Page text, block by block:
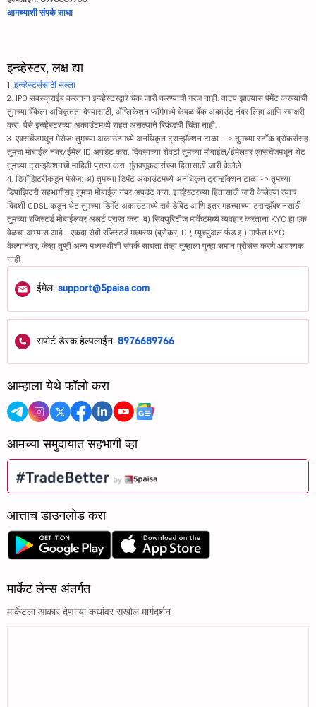
आमच्याशी संपर्क साधा
इन्व्हेस्टर, लक्ष द्या
1. इन्व्हेस्टर्ससाठी सल्ला
2. IPO सबस्क्राईब करताना इन्व्हेस्टरद्वारे चेक जारी करण्याची गरज नाही. वाटप झाल्यास पेमेंट करण्याची
तुमच्या बँकेला अधिकृतता देण्यासाठी, ॲप्लिकेशन फॉर्ममध्ये केवळ बँक अकाउंट नंबर लिहा आणि स्वाक्षरी
करा. पैसे इन्व्हेस्टरच्या अकाउंटमध्ये राहत असल्याने रिफंडची चिंता नाही.
3. एक्सचेंजमधून मेसेज: तुमच्या अकाउंटमध्ये अनधिकृत ट्रान्झॅक्शन टाळा --> तुमच्या स्टॉक ब्रोकर्ससह
तुमचा मोबाईल नंबर/ईमेल ID अपडेट करा. दिवसाच्या शेवटी तुमच्या मोबाईल/ईमेलवर एक्सचेंजमधून थेट
तुमच्या ट्रान्झॅक्शनची माहिती प्राप्त करा. गुंतवणूकदारांच्या हितासाठी जारी केलेले.
4. डिपॉझिटरीकडून मेसेज: अ) तुमच्या डिमॅट अकाउंटमध्ये अनधिकृत ट्रान्झॅक्शन टाळा -> तुमच्या
डिपॉझिटरी सहभागीसह तुमचा मोबाईल नंबर अपडेट करा. इन्व्हेस्टरच्या हितासाठी जारी केलेल्या त्याच
दिवशी CDSL कडून थेट तुमच्या डिमॅट अकाउंटमध्ये सर्व डेबिट आणि इतर महत्त्वाच्या ट्रान्झॅक्शनसाठी
तुमच्या रजिस्टर्ड मोबाईलवर अलर्ट प्राप्त करा. ब) सिक्युरिटीज मार्केटमध्ये व्यवहार करताना KYC हा एक
वेळचा अभ्यास आहे - एकदा सेबी रजिस्टर्ड मध्यस्थ (ब्रोकर, DP, म्युच्युअल फंड इ.) मार्फत KYC
केल्यानंतर, जेव्हा तुम्ही अन्य मध्यस्थीशी संपर्क साधता तेव्हा तुम्हाला पुन्हा समान प्रोसेस करणे आवश्यक
नाही.
ईमेल: support@5paisa.com
सपोर्ट डेस्क हेल्पलाईन: 8976689766
आम्हाला येथे फॉलो करा
आमच्या समुदायात सहभागी व्हा
आत्ताच डाउनलोड करा
मार्केट लेन्स अंतर्गत
मार्केटला आकार देणाऱ्या कथांवर सखोल मार्गदर्शन